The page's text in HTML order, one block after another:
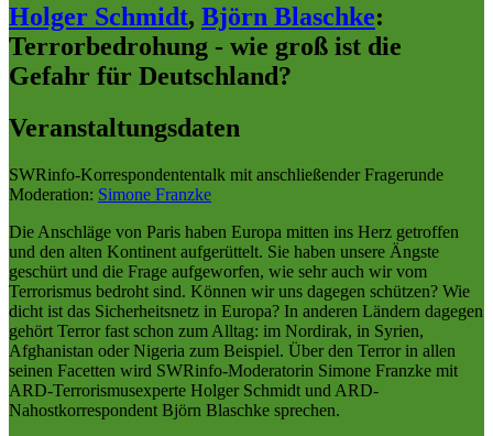
Holger Schmidt, Björn Blaschke:
Terrorbedrohung - wie groß ist die
Gefahr für Deutschland?
Veranstaltungsdaten
SWRinfo-Korrespondententalk mit anschließender Fragerunde
Moderation: Simone Franzke
Die Anschläge von Paris haben Europa mitten ins Herz getroffen
und den alten Kontinent aufgerüttelt. Sie haben unsere Ängste
geschürt und die Frage aufgeworfen, wie sehr auch wir vom
Terrorismus bedroht sind. Können wir uns dagegen schützen? Wie
dicht ist das Sicherheitsnetz in Europa? In anderen Ländern dagegen
gehört Terror fast schon zum Alltag: im Nordirak, in Syrien,
Afghanistan oder Nigeria zum Beispiel. Über den Terror in allen
seinen Facetten wird SWRinfo-Moderatorin Simone Franzke mit
ARD-Terrorismusexperte Holger Schmidt und ARD-
Nahostkorrespondent Björn Blaschke sprechen.